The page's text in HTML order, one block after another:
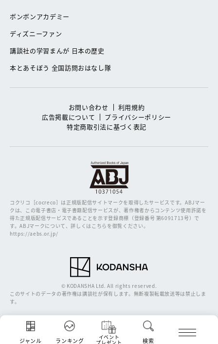
ジャンル ランキング イベント
プレゼント 検索
ボンボンアカデミー
ディズニーファン
講談社の学習まんが 日本の歴史
本とあそぼう 全国訪問おはなし隊
お問い合わせ
利用規約
広告掲載について
プライバシーポリシー
特定商取引法に基づく表記
コクリコ［cocreco］は正規版配信サイトマークを取得したサービスです。ABJマー
クは、この電子書店・電子書籍配信サービスが、著作権者からコンテンツ使用許諾を
得た正規版配信サービスであることを示す登録商標（登録番号 第6091713号）で
す。ABJマークについて、詳しくはこちらを御覧ください。
https://aebs.or.jp/
© KODANSHA Ltd. All rights reserved.
このサイトのデータの著作権は講談社が保有します。無断複製転載放送等は禁止しま
す。